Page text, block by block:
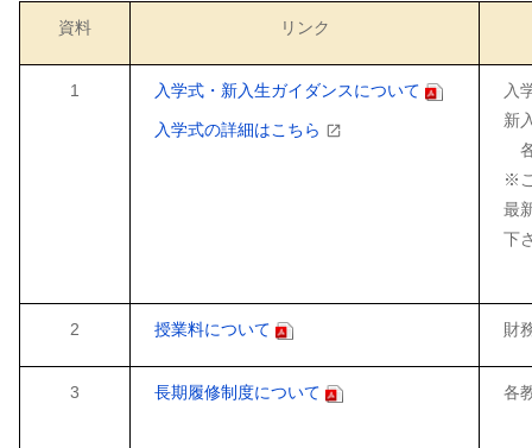
資料 リンク
1 入学式・新入生ガイダンスについて
入学式の詳細はこちら
入
新
※
最
下
2 授業料について 財
3 長期履修制度について 各